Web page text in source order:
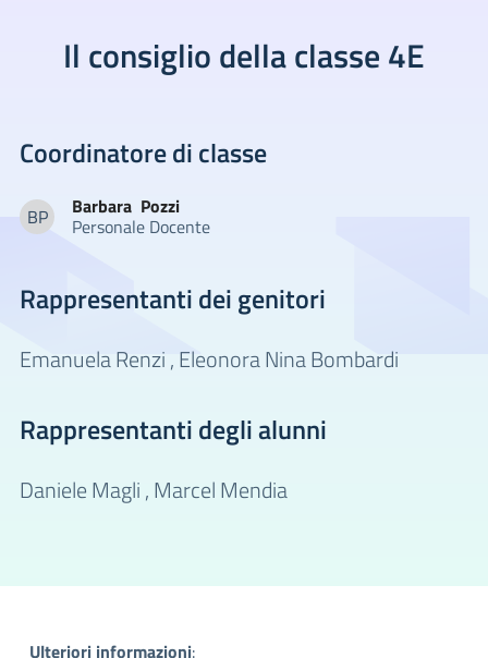
Il consiglio della classe 4E
Coordinatore di classe
BP
Barbara Pozzi
Barbara Pozzi
Personale Docente
Rappresentanti dei genitori
Emanuela Renzi ,Eleonora Nina Bombardi
Rappresentanti degli alunni
Daniele Magli ,Marcel Mendia
Ulteriori informazioni: